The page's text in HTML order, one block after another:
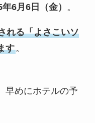
6月6日（金） 。
れる「よさこいソ
す。
早めにホテルの予